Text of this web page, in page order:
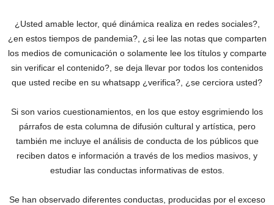
¿Usted amable lector, qué dinámica realiza en redes sociales?,
¿en estos tiempos de pandemia?, ¿si lee las notas que comparten
los medios de comunicación o solamente lee los títulos y comparte
sin verificar el contenido?, se deja llevar por todos los contenidos
que usted recibe en su whatsapp ¿verifica?, ¿se cerciora usted?
Si son varios cuestionamientos, en los que estoy esgrimiendo los
párrafos de esta columna de difusión cultural y artística, pero
también me incluye el análisis de conducta de los públicos que
reciben datos e información a través de los medios masivos, y
estudiar las conductas informativas de estos.
Se han observado diferentes conductas, producidas por el exceso